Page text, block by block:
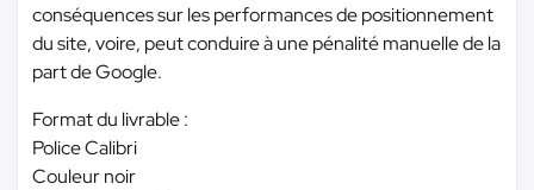
conséquences sur les performances de positionnement
du site, voire, peut conduire à une pénalité manuelle de la
part de Google.
Format du livrable :
Police Calibri
Couleur noir